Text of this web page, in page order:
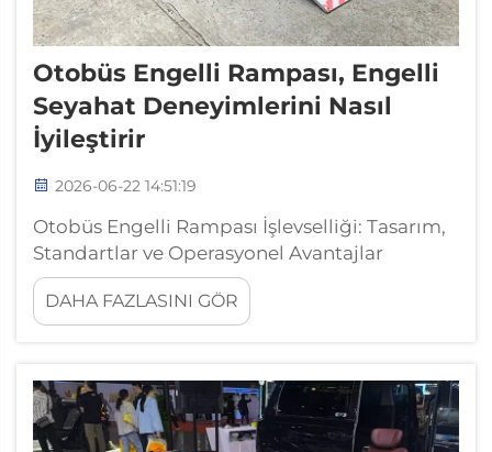
Otobüs Engelli Rampası, Engelli
Seyahat Deneyimlerini Nasıl
İyileştirir
2026-06-22 14:51:19
Otobüs Engelli Rampası İşlevselliği: Tasarım,
Standartlar ve Operasyonel Avantajlar
Yerleştirme Mekaniği: Güvenli Erişim İçin
Eğim, Genişlik ve Yük Kapasitesi Otobüs
engelli rampasının mekanik tasarımı, yolcu
belirler...
DAHA FAZLASINI GÖR